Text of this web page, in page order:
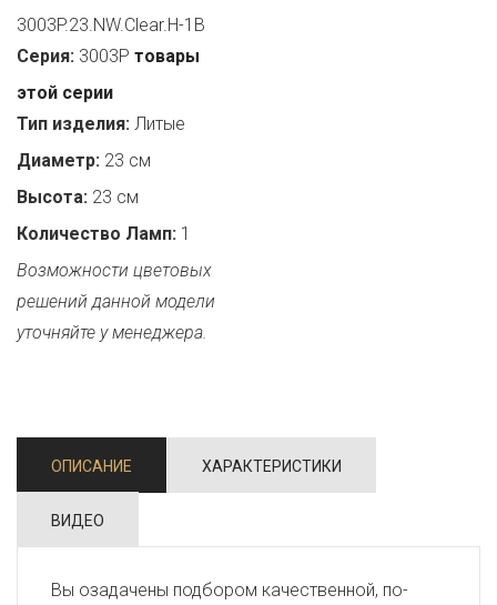
3003P.23.NW.Clear.H-1B
Серия: 3003P товары
этой серии
Тип изделия: Литые
Диаметр: 23 см
Высота: 23 см
Количество Ламп: 1
Возможности цветовых
решений данной модели
уточняйте у менеджера.
ОПИСАНИЕ ХАРАКТЕРИСТИКИ
ВИДЕО
Вы озадачены подбором качественной, по-